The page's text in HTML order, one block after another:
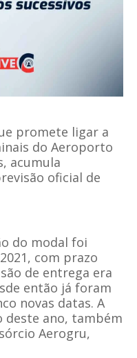
promete ligar a
do Aeroporto
acumula
oficial de
do modal foi
com prazo
de entrega era
então já foram
novas datas. A
deste ano, também
Aerogru,